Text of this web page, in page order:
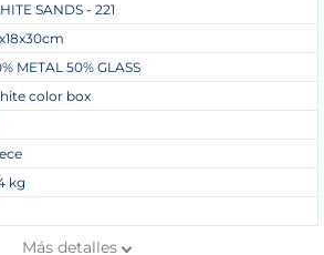
SANDS - 221
METAL 50% GLASS
color box
kg
Más detalles